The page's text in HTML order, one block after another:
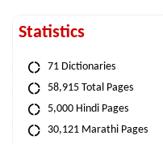
Statistics
71 Dictionaries
58,915 Total Pages
5,000 Hindi Pages
30,121 Marathi Pages